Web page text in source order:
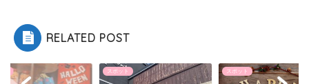
RELATED POST
スポット スポット